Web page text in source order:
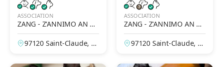
ASSOCIATION
ZANG - Z'ANNIMO AN N
OU GWADLOUP'
97120 Saint-Claude, G
ASSOCIATION
ZANG - Z'ANNIMO AN N
OU GWADLOUP'
97120 Saint-Claude, G